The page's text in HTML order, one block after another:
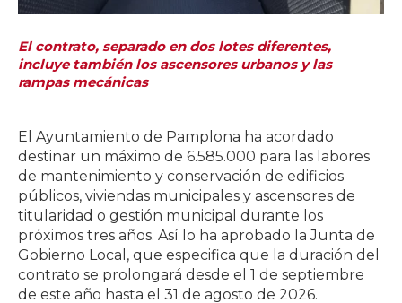
El contrato, separado en dos lotes diferentes,
incluye también los ascensores urbanos y las
rampas mecánicas
El Ayuntamiento de Pamplona ha acordado
destinar un máximo de 6.585.000 para las labores
de mantenimiento y conservación de edificios
públicos, viviendas municipales y ascensores de
titularidad o gestión municipal durante los
próximos tres años. Así lo ha aprobado la Junta de
Gobierno Local, que especifica que la duración del
contrato se prolongará desde el 1 de septiembre
de este año hasta el 31 de agosto de 2026.